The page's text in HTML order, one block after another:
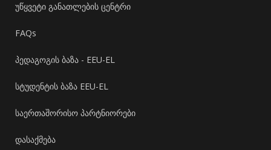
უწყვეტი განათლების ცენტრი
FAQs
პედაგოგის ბაზა - EEU-EL
სტუდენტის ბაზა EEU-EL
საერთაშორისო პარტნიორები
დასაქმება